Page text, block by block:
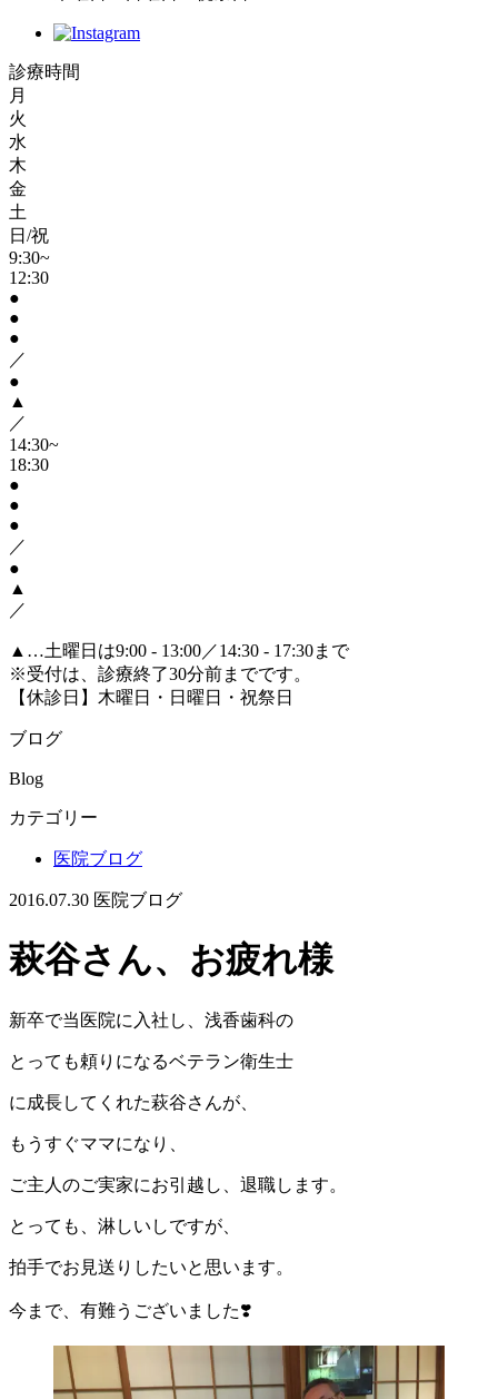
診療時間
月
火
水
木
金
土
日/祝
9:30~
12:30
●
●
●
／
●
▲
／
14:30~
18:30
●
●
●
／
●
▲
／
▲ …土曜日は9:00 - 13:00／14:30 - 17:30まで
※受付は、診療終了30分前までです。
【休診日】木曜日・日曜日・祝祭日
ブログ
Blog
カテゴリー
医院ブログ
2016.07.30 医院ブログ
萩谷さん、お疲れ様
新卒で当医院に入社し、浅香歯科の
とっても頼りになるベテラン衛生士
に成長してくれた萩谷さんが、
もうすぐママになり、
ご主人のご実家にお引越し、退職します。
とっても、淋しいしですが、
拍手でお見送りしたいと思います。
今まで、有難うございました❣️